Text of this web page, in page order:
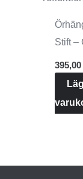
Stift –
395,00